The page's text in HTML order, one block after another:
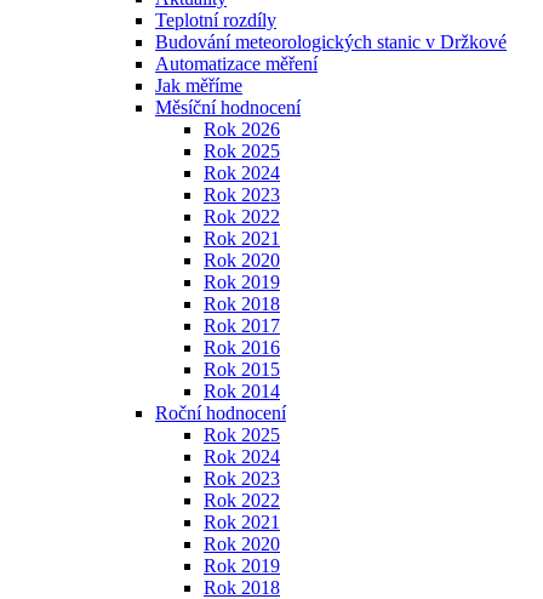
Teplotní rozdíly
Budování meteorologických stanic v Držkové
Automatizace měření
Jak měříme
Měsíční hodnocení
Rok 2026
Rok 2025
Rok 2024
Rok 2023
Rok 2022
Rok 2021
Rok 2020
Rok 2019
Rok 2018
Rok 2017
Rok 2016
Rok 2015
Rok 2014
Roční hodnocení
Rok 2025
Rok 2024
Rok 2023
Rok 2022
Rok 2021
Rok 2020
Rok 2019
Rok 2018